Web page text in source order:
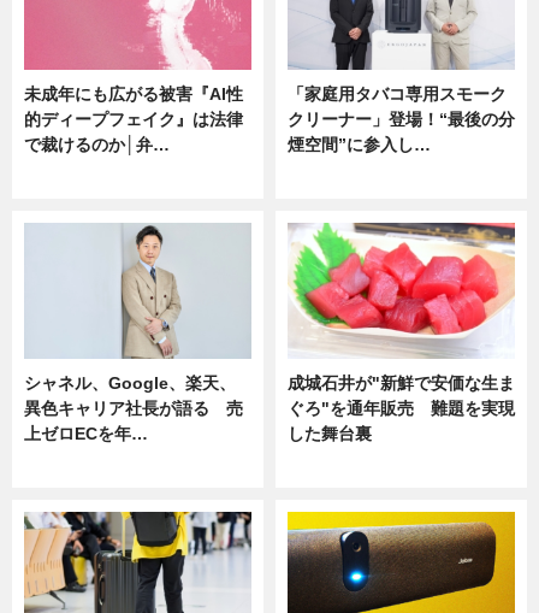
未成年にも広がる被害『AI性
的ディープフェイク』は法律
で裁けるのか│弁…
「家庭用タバコ専用スモーク
クリーナー」登場！“最後の分
煙空間”に参入し…
シャネル、Google、楽天、
異色キャリア社長が語る 売
上ゼロECを年…
成城石井が"新鮮で安価な生ま
ぐろ"を通年販売 難題を実現
した舞台裏